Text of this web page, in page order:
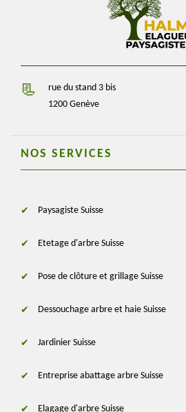
rue du stand 3 bis
1200 Genève
NOS SERVICES
Paysagiste Suisse
Etetage d'arbre Suisse
Pose de clôture et grillage Suisse
Dessouchage arbre et haie Suisse
Jardinier Suisse
Entreprise abattage arbre Suisse
Elagage d'arbre Suisse